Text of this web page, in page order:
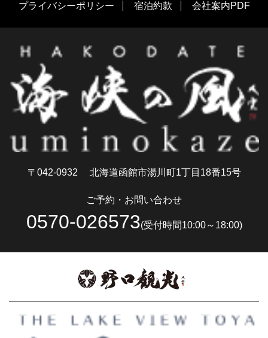
プライバシーポリシー
宿泊約款 会社案内PDF
〒042-0932 北海道函館市湯川町1丁目18番15号
ご予約・お問い合わせ
0570-026573(受付時間10:00～18:00)